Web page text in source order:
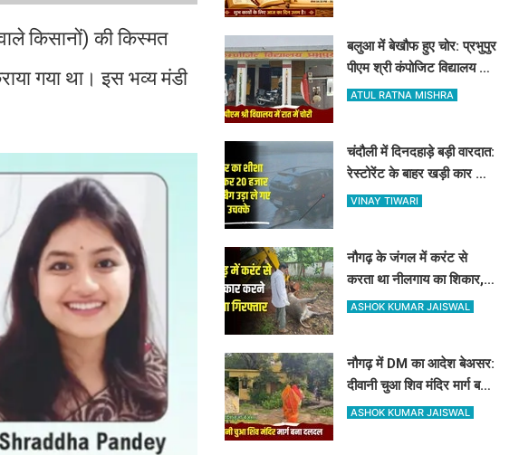
किसानों) की किस्मत
गया था। इस भव्य मंडी
बलुआ में बेखौफ हुए चोर: प्रभुपुर
पीएम श्री कंपोजिट विद्यालय के
किचन का ताला तोड़ हजारों का
ATUL RATNA MISHRA
चंदौली में दिनदहाड़े बड़ी वारदात:
रेस्टोरेंट के बाहर खड़ी कार का
शीशा तोड़कर 20 हजार और बैग
VINAY TIWARI
नौगढ़ के जंगल में करंट से
करता था नीलगाय का शिकार,
रेंजर अमित श्रीवास्तव की टीम
ASHOK KUMAR JAISWAL
नौगढ़ में DM का आदेश बेअसर:
दीवानी चुआ शिव मंदिर मार्ग बना
दलदल, उग्र ग्रामीणों ने दी
ASHOK KUMAR JAISWAL